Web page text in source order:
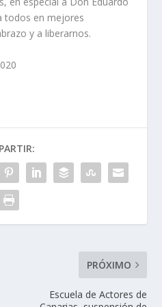
todos en mejores
y a liberarnos.
PRÓXIMO
Escuela de Actores de